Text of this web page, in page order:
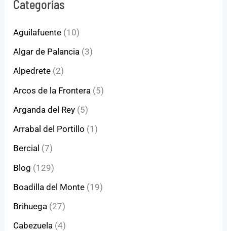
Categorías
Aguilafuente (10)
Algar de Palancia (3)
Alpedrete (2)
Arcos de la Frontera (5)
Arganda del Rey (5)
Arrabal del Portillo (1)
Bercial (7)
Blog (129)
Boadilla del Monte (19)
Brihuega (27)
Cabezuela (4)